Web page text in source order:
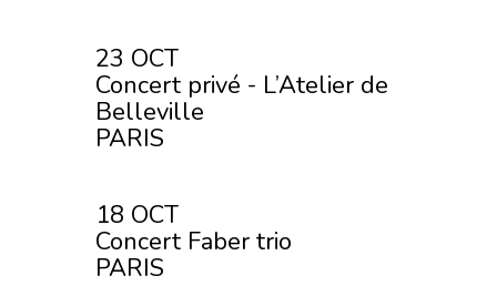
23 OCT
Concert privé - L’Atelier de
Belleville
PARIS
18 OCT
Concert Faber trio
PARIS